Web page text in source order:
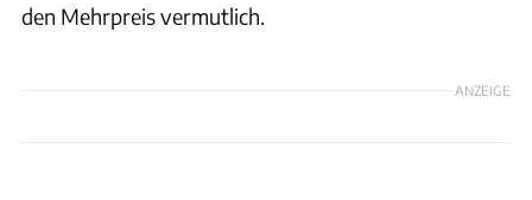
den Mehrpreis vermutlich.
ANZEIGE